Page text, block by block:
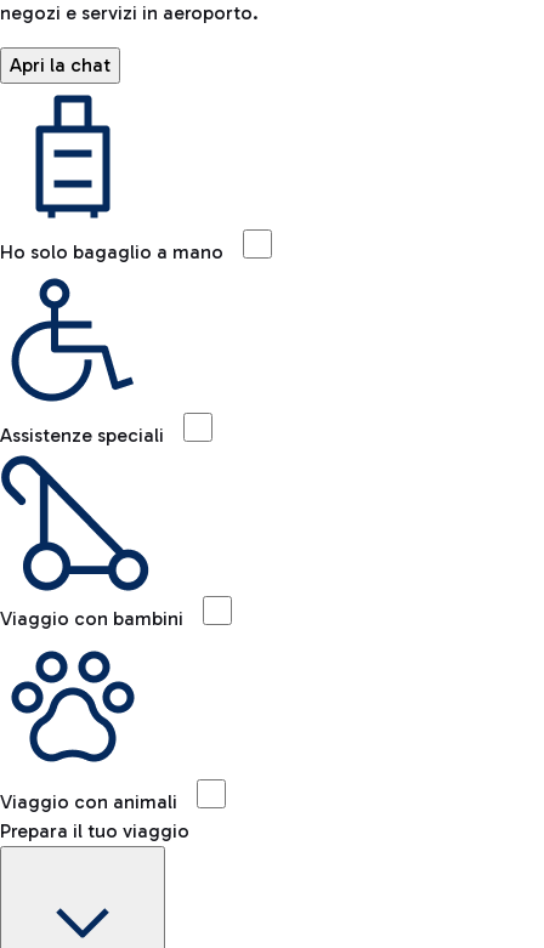
negozi e servizi in aeroporto.
Apri la chat
Ho solo bagaglio a mano
Assistenze speciali
Viaggio con bambini
Viaggio con animali
Prepara il tuo viaggio